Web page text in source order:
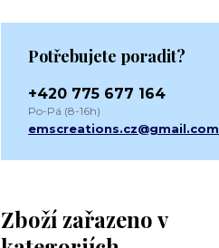
Zboží zařazeno v
Potřebujete poradit?
+420 775 677 164
Po-Pá (8-16h)
emscreations.cz@gmail.com